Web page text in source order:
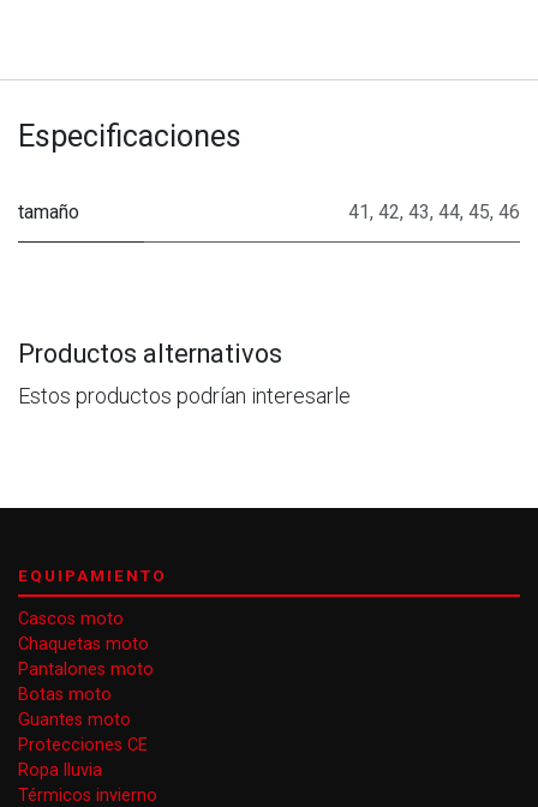
Especificaciones
tamaño 41, 42, 43, 44, 45, 46
Productos alternativos
Estos productos podrían interesarle
EQUIPAMIENTO
Cascos moto
Chaquetas moto
Pantalones moto
Botas moto
Guantes moto
Protecciones CE
Ropa lluvia
Térmicos invierno